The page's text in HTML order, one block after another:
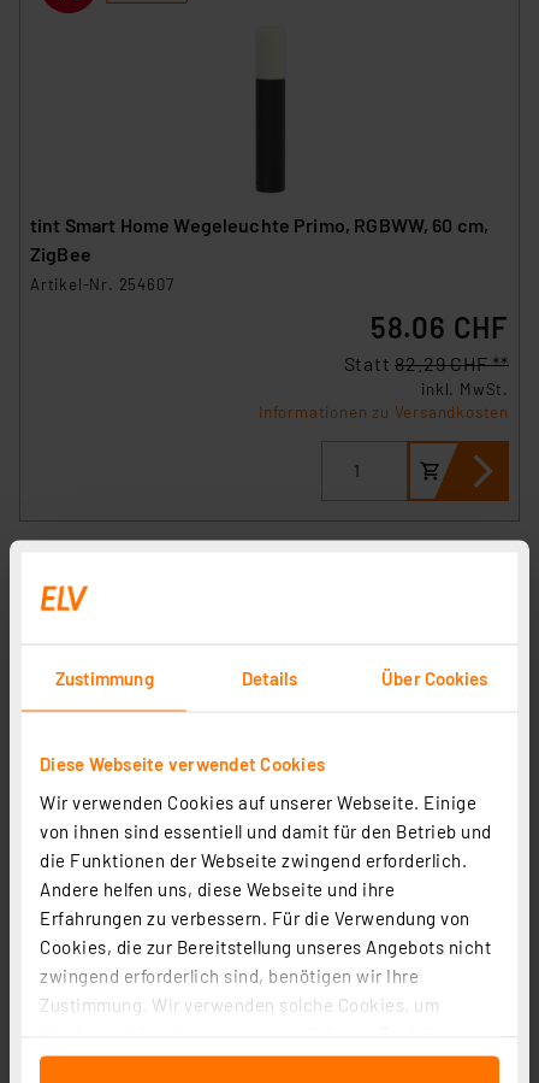
Zustimmung Details Über Cookies
Diese Webseite verwendet Cookies
Wir verwenden Cookies auf unserer Webseite. Einige
von ihnen sind essentiell und damit für den Betrieb und
die Funktionen der Webseite zwingend erforderlich.
Andere helfen uns, diese Webseite und ihre
Erfahrungen zu verbessern. Für die Verwendung von
Cookies, die zur Bereitstellung unseres Angebots nicht
zwingend erforderlich sind, benötigen wir Ihre
Zustimmung. Wir verwenden solche Cookies, um
für soziale Medien anbieten zu können und die Zugriffe
tint Smart Home Wegeleuchte Primo, RGBWW, 60 cm,
ZigBee
Artikel-Nr. 254607
58.06 CHF
Statt82.29 CHF **
inkl. MwSt.
Informationen zu Versandkosten
tint Smart Home Calluna, Ø 30 cm, sand, ZigBee,
RGBWW, E27
Artikel-Nr. 254601
53.96 CHF
Statt58.04 CHF **
inkl. MwSt.